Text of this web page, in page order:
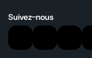
Suivez-nous